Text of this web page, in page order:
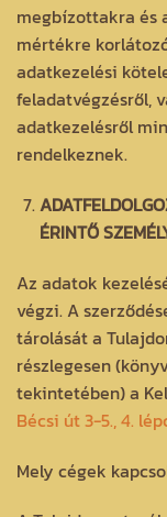
megbízottakra és
mértékre
adatkezelési
feladatvégzésről,
adatkezelésről
rendelkeznek.
ÉRINTŐ
Az adatok
végzi. A
tárolását a
részlegesen
tekintetében) a
Bécsi út 3-5., 4.
Mely cégek